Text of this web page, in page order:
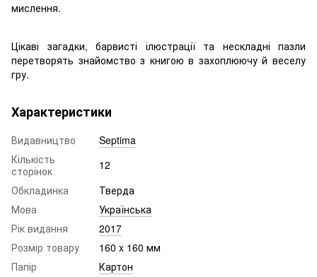
мислення.
Цікаві загадки, барвисті ілюстрації та нескладні пазли
перетворять знайомство з книгою в захоплюючу й веселу
гру.
Характеристики
Видавництво
Septima
Кількість
сторінок
12
Обкладинка
Тверда
Мова
Українська
Рік видання
2017
Розмір товару
160 x 160 мм
Папір
Картон